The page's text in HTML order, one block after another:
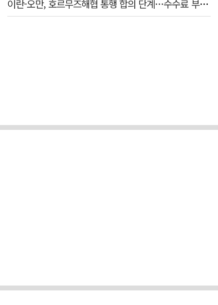
이란-오만, 호르무즈해협 통행 합의 단계…수수료 부과되나